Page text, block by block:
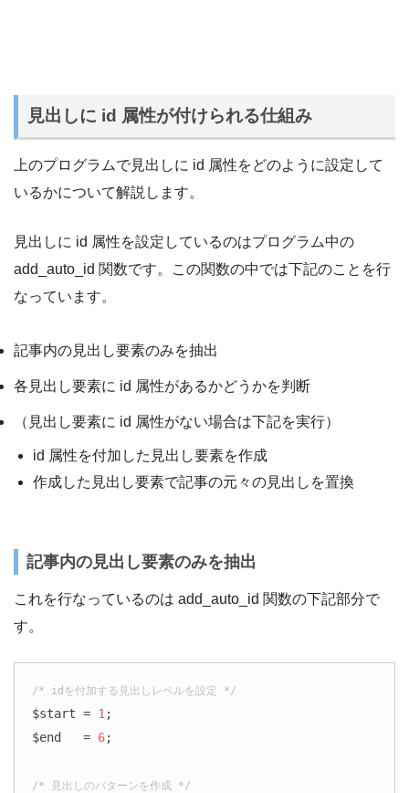
見出しに id 属性が付けられる仕組み
上のプログラムで見出しに id 属性をどのように設定して
いるかについて解説します。
見出しに id 属性を設定しているのはプログラム中の
add_auto_id 関数です。この関数の中では下記のことを行
なっています。
記事内の見出し要素のみを抽出
各見出し要素に id 属性があるかどうかを判断
（見出し要素に id 属性がない場合は下記を実行）
id 属性を付加した見出し要素を作成
作成した見出し要素で記事の元々の見出しを置換
記事内の見出し要素のみを抽出
これを行なっているのは add_auto_id 関数の下記部分で
す。
/* idを付加する見出しレベルを設定 */
$start = 1 ;
$end   = 6;
/* 見出しのパターンを作成 */